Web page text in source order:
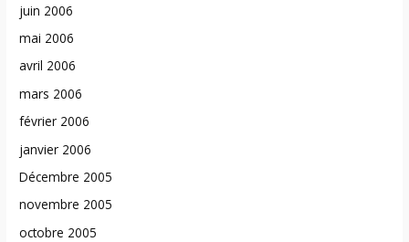
juin 2006
mai 2006
avril 2006
mars 2006
février 2006
janvier 2006
Décembre 2005
novembre 2005
octobre 2005